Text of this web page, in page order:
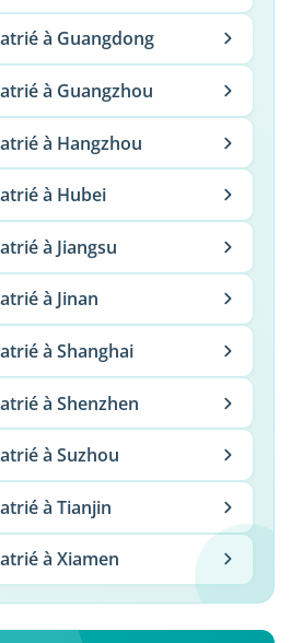
à Guangdong
à Guangzhou
à Hangzhou
à Hubei
à Jiangsu
à Jinan
à Shanghai
à Shenzhen
à Suzhou
à Tianjin
à Xiamen